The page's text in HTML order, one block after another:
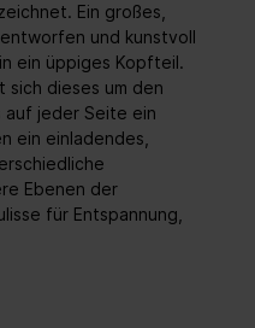
Ein großes,
und kunstvoll
ein üppiges Kopfteil.
sich dieses um den
jeder Seite ein
ein einladendes,
Ebenen der
für Entspannung,